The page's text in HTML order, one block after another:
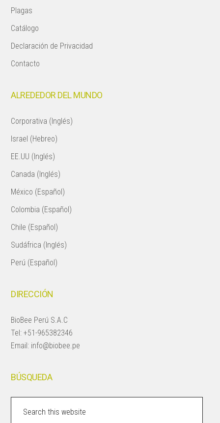
Plagas
Catálogo
Declaración de Privacidad
Contacto
ALREDEDOR DEL MUNDO
Corporativa (Inglés)
Israel (Hebreo)
EE.UU (Inglés)
Canada (Inglés)
México (Español)
Colombia (Español)
Chile (Español)
Sudáfrica (Inglés)
Perú (Español)
DIRECCIÓN
BioBee Perú S.A.C
Tel:+51-965382346
Email: info@biobee.pe
BÚSQUEDA